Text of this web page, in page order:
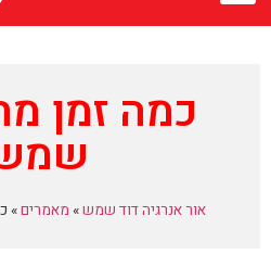
כמה זמן
אור אנרגיה דוד שמש» מאמרים»